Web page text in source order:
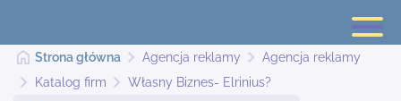
Strona główna Agencja reklamy
Agencja reklamy
Katalog firm
Własny Biznes- Elrinius?